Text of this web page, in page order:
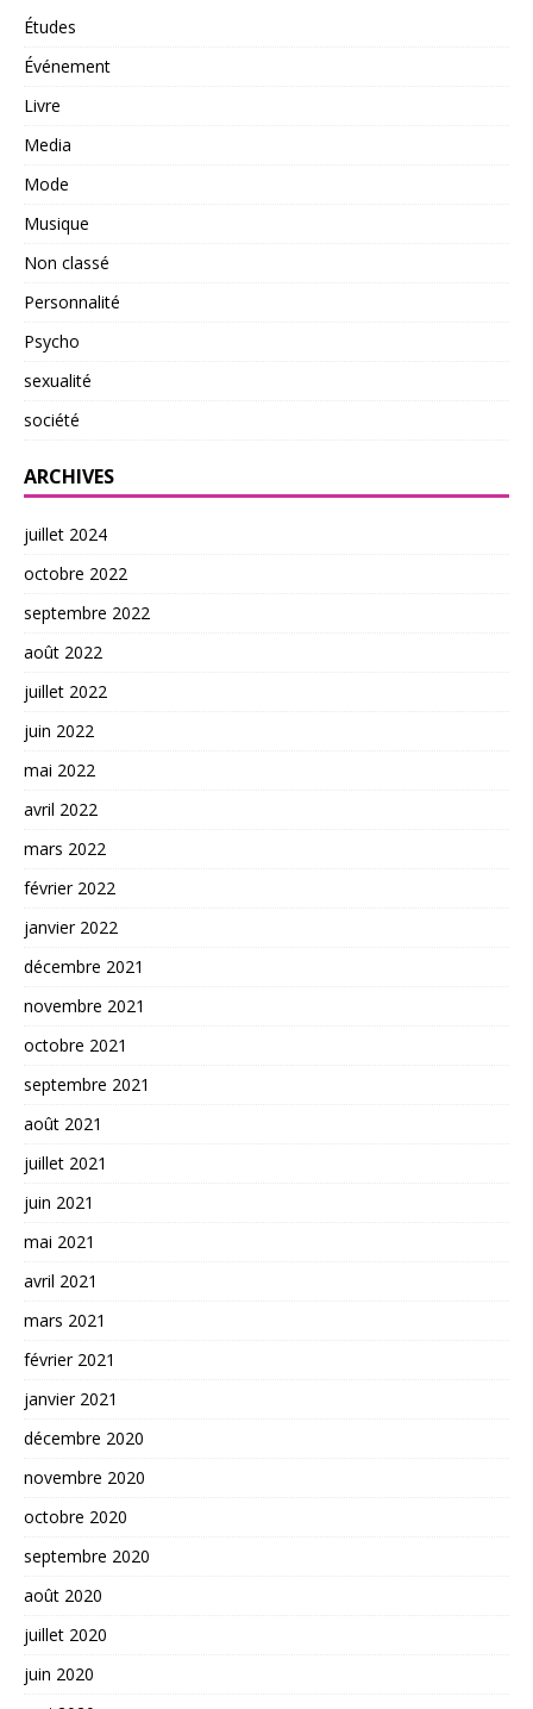
Études
Événement
Livre
Media
Mode
Musique
Non classé
Personnalité
Psycho
sexualité
société
ARCHIVES
juillet 2024
octobre 2022
septembre 2022
août 2022
juillet 2022
juin 2022
mai 2022
avril 2022
mars 2022
février 2022
janvier 2022
décembre 2021
novembre 2021
octobre 2021
septembre 2021
août 2021
juillet 2021
juin 2021
mai 2021
avril 2021
mars 2021
février 2021
janvier 2021
décembre 2020
novembre 2020
octobre 2020
septembre 2020
août 2020
juillet 2020
juin 2020